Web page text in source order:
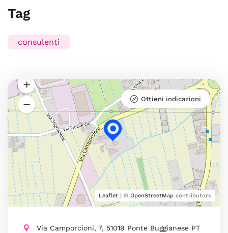
Tag
consulenti
Leaflet | © OpenStreetMap contributors
Ottieni indicazioni
Via Camporcioni, 7, 51019 Ponte Buggianese PT